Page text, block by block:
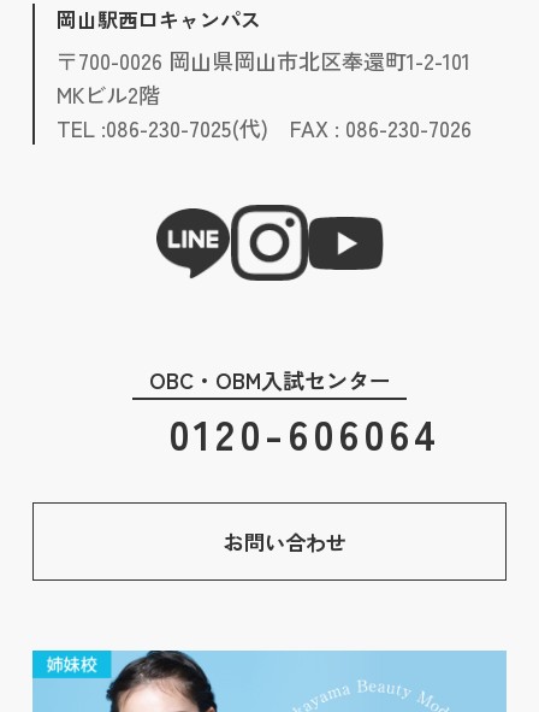
岡山駅西口キャンパス
〒700-0026 岡山県岡山市北区奉還町1-2-101
MKビル2階
TEL :086-230-7025(代) FAX : 086-230-7026
OBC・OBM入試センター
0120-606064
お問い合わせ